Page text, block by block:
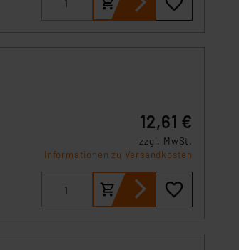
12,61 €
zzgl. MwSt.
Informationen zu Versandkosten